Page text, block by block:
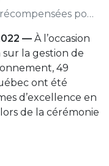
lors de la Cérémonie des étoiles 2022!
— À l’occasion
la gestion de
49
ont été
d’excellence en
de la cérémonie